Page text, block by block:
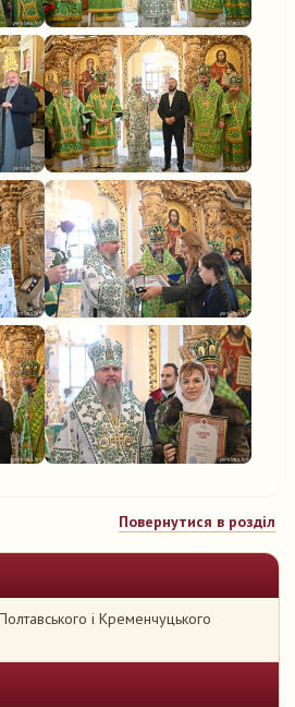
і Кременчуцького
Повернутися в розділ